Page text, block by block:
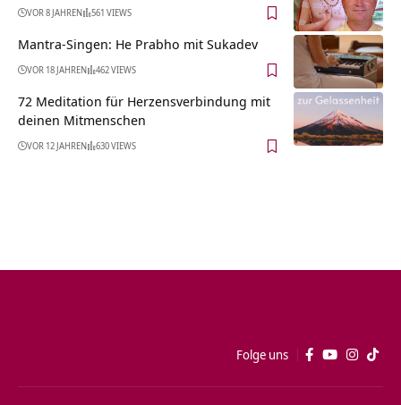
VOR 8 JAHREN 561 VIEWS
Mantra-Singen: He Prabho mit Sukadev
VOR 18 JAHREN 462 VIEWS
72 Meditation für Herzensverbindung mit
deinen Mitmenschen
VOR 12 JAHREN 630 VIEWS
Folge uns